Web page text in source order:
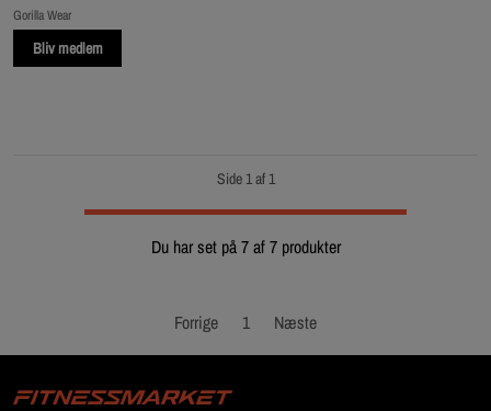
Gorilla Wear
Bliv medlem
Side 1 af 1
Du har set på 7 af 7 produkter
Forrige 1 Næste